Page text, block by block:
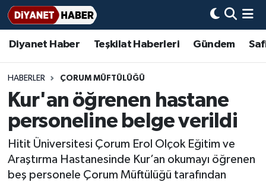
Diyanet Haber Teşkilat Haberleri Gündem
HABERLER ÇORUM MÜFTÜLÜĞÜ
Kur'an öğrenen hastane
personeline belge verildi
Hitit Üniversitesi Çorum Erol Olçok Eğitim ve
Araştırma Hastanesinde Kur’an okumayı öğrenen
beş personele Çorum Müftülüğü tarafından
Diyanet Haber
Teşkilat Haberleri
Adana Müftülüğü
Adıyaman Müftülüğü
Afyonkarahisar Müftülüğü
Ağrı Müftülüğü
Aksaray Müftülüğü
Gündem
#Keşfet
Bir Ayet
Bir Hikaye
Biyografiler
Dini kavramlar
Diyanet Bilgi
Basında Bugün
Aile Dergisi
Aylık Dergi
İmam Hatip Okulları
Başmakale
Hadis-i Şerifler
Hayat Okumaları
Nöbetçi Eczaneler
Hava Durumu
Ankara Namaz Vakitleri
Trafik Durumu
Süper Lig Puan Durumu ve Fikstür